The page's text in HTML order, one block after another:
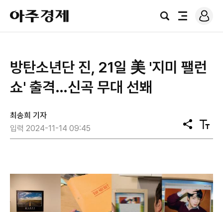
아
주
경
검
전
로
그
방탄소년단 진, 21일 美 '지미 팰런
쇼' 출격…신곡 무대 선봬
최송희 기자
입력 2024-11-14 09:45
공
유
텍
스